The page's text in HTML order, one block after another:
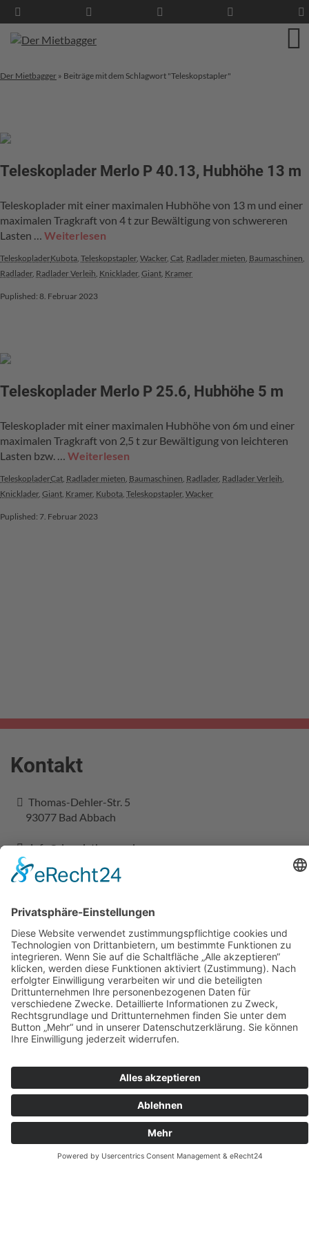
Der Mietbagger » Beiträge mit dem Schlagwort "Teleskopstapler"
Teleskoplader Merlo P 40.13, Hubhöhe 13 m
Teleskoplader mit einer maximalen Hubhöhe von 13 m und einer
maximalen Tragkraft von 4 t zur Bewältigung von schwereren
Lasten … Weiterlesen
TeleskopladerKubota, Teleskopstapler, Wacker, Cat, Radlader mieten, Baumaschinen,
Radlader, Radlader Verleih, Knicklader, Giant, Kramer
Puplished: 8. Februar 2023
Teleskoplader Merlo P 25.6, Hubhöhe 5 m
Teleskoplader mit einer maximalen Hubhöhe von 6m und einer
maximalen Tragkraft von 2,5 t zur Bewältigung von leichteren
Lasten bzw. … Weiterlesen
TeleskopladerCat, Radlader mieten, Baumaschinen, Radlader, Radlader Verleih,
Knicklader, Giant, Kramer, Kubota, Teleskopstapler, Wacker
Puplished: 7. Februar 2023
Kontakt
Thomas-Dehler-Str. 5
93077 Bad Abbach
info@dermietbagger.de
0 94 05 / 9 18 434-0
0 15 22 / 573 0 599
www.dermietbagger.de
Rechtliches
Impressum
Datenschutz
AGBs
Social Media